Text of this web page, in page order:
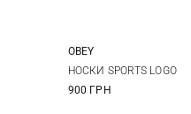
One size
OBEY
НОСКИ SPORTS LOGO
900 ГРН